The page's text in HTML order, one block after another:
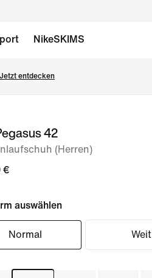
NikeSKIMS
Jetzt entdecken
42
(Herren)
€
auswählen
Normal Weit